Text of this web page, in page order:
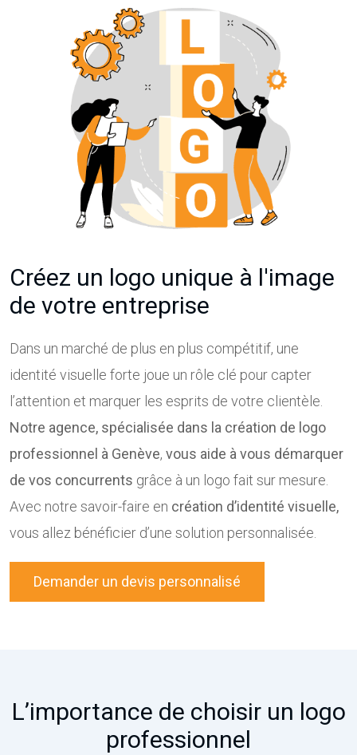
Créez un logo unique à l'image
de votre entreprise
Dans un marché de plus en plus compétitif, une
identité visuelle forte joue un rôle clé pour capter
l’attention et marquer les esprits de votre clientèle.
Notre agence, spécialisée dans la création de logo
professionnel à Genève, vous aide à vous démarquer
de vos concurrents grâce à un logo fait sur mesure.
Avec notre savoir-faire en création d’identité visuelle,
vous allez bénéficier d’une solution personnalisée.
Demander un devis personnalisé
L’importance de choisir un logo
professionnel